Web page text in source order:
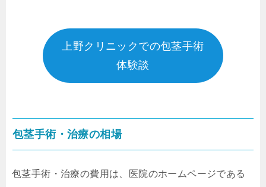
上野クリニックでの包茎手術
体験談
包茎手術・治療の相場
包茎手術・治療の費用は、医院のホームページである